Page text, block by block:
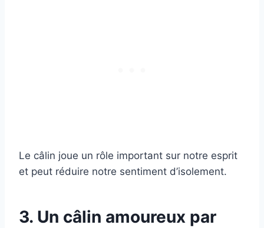
Le câlin joue un rôle important sur notre esprit
et peut réduire notre sentiment d’isolement.
3. Un câlin amoureux par